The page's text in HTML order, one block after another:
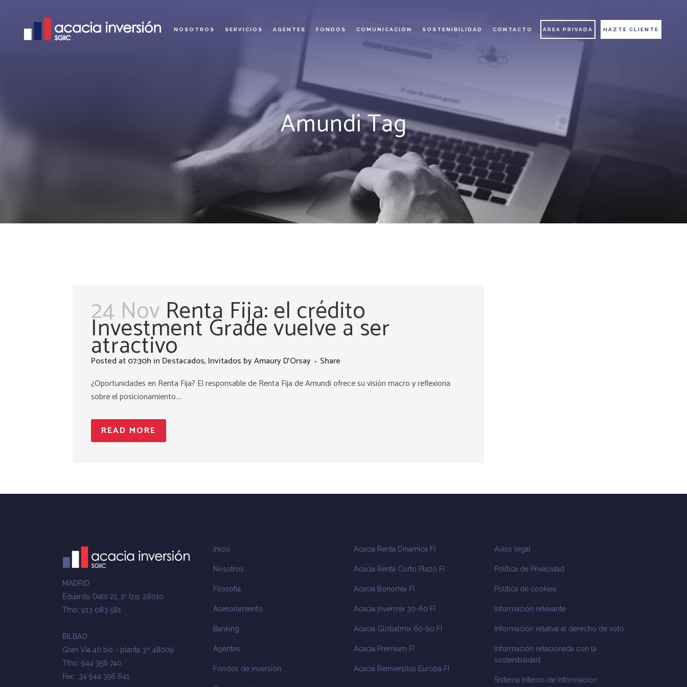
NOSOTROS SERVICIOS AGENTES FONDOS COMUNICACIÓN SOSTENIBILIDAD CONTACTO AREA PRIVADA HAZTE CLIENTE
Amundi Tag
24 Nov Renta Fija: el crédito
Investment Grade vuelve a ser
atractivo
Posted at 07:30h in Destacados, Invitados byAmaury D'Orsay
Share
¿Oportunidades en Renta Fija? El responsable de Renta Fija de Amundi ofrece su visión macro y reflexiona
sobre el posicionamiento....
READ MORE
MADRID
Eduardo Dato 21, 1º Izq. 28010
Tfno: 913 083 581
BILBAO
Gran Vía 40 bis - planta 3ª 48009
Tfno: 944 356 740
Fax: 34 944 356 641
Inicio
Nosotros
Filosofía
Asesoramiento
Banking
Agentes
Fondos de inversión
Acacia Renta Dinámica FI
Acacia Renta Corto Plazo FI
Acacia Bonomix FI
Acacia Invermix 30-60 FI
Acacia Globalmix 60-90 FI
Acacia Premium FI
Acacia Reinverplus Europa FI
Aviso legal
Política de Privacidad
Política de cookies
Información relevante
Información relativa al derecho de voto
Información relacionada con la
sostenibilidad
Sistema Interno de Información